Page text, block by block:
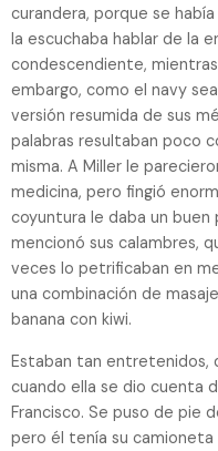
curandera, porque se
la escuchaba hablar de la
condescendiente,
embargo, como el navy
versión resumida de sus
palabras resultaban poco
misma. A Miller le
medicina, pero fingió
coyuntura le daba un
mencionó sus calambres,
veces lo petrificaban en
una combinación de
banana con kiwi.
Estaban tan entretenidos,
cuando ella se dio cuenta
Francisco. Se puso de pie
pero él tenía su